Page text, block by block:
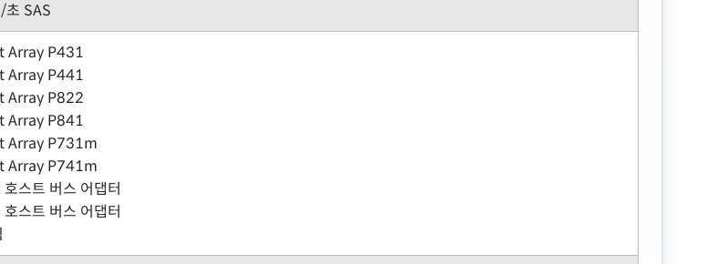
초 SAS
Array P431
Array P441
Array P822
Array P841
Array P731m
Array P741m
스트 버스 어댑터
스트 버스 어댑터